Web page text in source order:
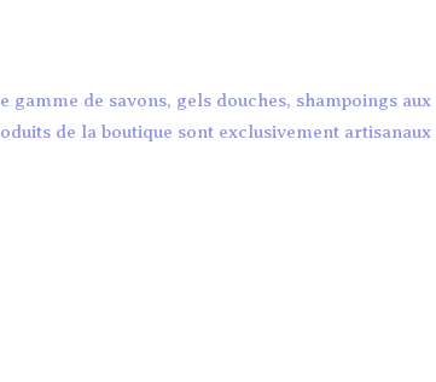
gamme de savons, gels douches, shampoings aux
de la boutique sont exclusivement artisanaux